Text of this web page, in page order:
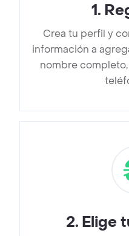
1.
Crea tu perfil y
información a
nombre
2. Elige